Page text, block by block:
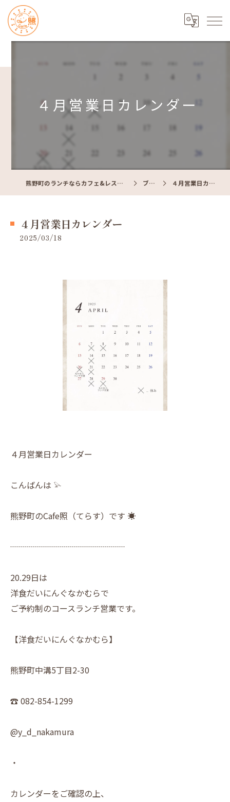
４月営業日カレンダー
熊野町のランチならカフェ&レストラン Cafe照 ブログ ４月営業日カレンダー
４月営業日カレンダー
2025/03/18
４月営業日カレンダー
こんばんは 𓅫
熊野町のCafe照（てらす）です ☀︎
┈┈┈┈┈┈┈┈┈┈┈┈┈┈
20.29日は
洋食だいにんぐなかむらで
ご予約制のコースランチ営業です。
【洋食だいにんぐなかむら】
熊野町中溝5丁目2-30
☎︎ 082-854-1299
@y_d_nakamura
・
カレンダーをご確認の上、